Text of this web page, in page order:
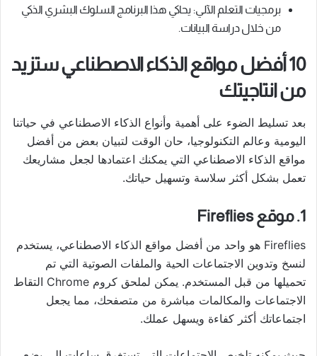
برمجيات التعلم الآلي: يحاكي هذا البرنامج السلوك البشري الذكي
من خلال دراسة البيانات.
10 أفضل مواقع الذكاء الاصطناعي ستزيد
من انتاجيتك
بعد تسليط الضوء على أهمية وأنواع الذكاء الاصطناعي في حياتنا
اليومية وعالم التكنولوجيا، حان الوقت لتبيان بعض من أفضل
مواقع الذكاء الاصطناعي التي يمكنك اعتمادها لجعل مشاريعك
تعمل بشكل أكثر سلاسة وتسهيل حياتك.
1. موقع Fireflies
Fireflies هو واحد من أفضل مواقع الذكاء الاصطناعي، يستخدم
لنسخ وتدوين الاجتماعات الحية والملفات الصوتية التي تم
تحميلها من قبل المستخدم. يمكن لملحق كروم Chrome التقاط
الاجتماعات والمكالمات مباشرة من متصفحك، مما يجعل
اجتماعاتك أكثر كفاءة ويسهل عملك.